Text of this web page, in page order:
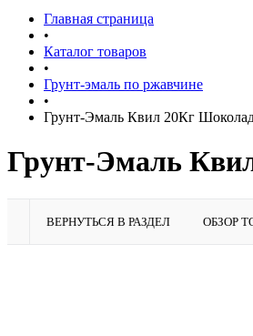
Главная страница
•
Каталог товаров
•
Грунт-эмаль по ржавчине
•
Грунт-Эмаль Квил 20Кг
Грунт-Эмаль
ВЕРНУТЬСЯ В РАЗДЕЛ ОБЗОР